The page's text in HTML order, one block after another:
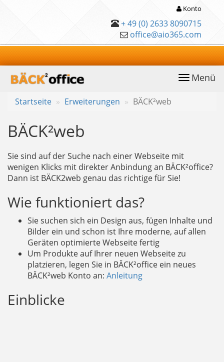
Konto
+ 49 (0) 2633 8090715
office@aio365.com
Menü
Startseite
Erweiterungen BÄCK²web
BÄCK²web
Sie sind auf der Suche nach einer Webseite mit
wenigen Klicks mit direkter Anbindung an BÄCK²office?
Dann ist BÄCK2web genau das richtige für Sie!
Wie funktioniert das?
Sie suchen sich ein Design aus, fügen Inhalte und
Bilder ein und schon ist Ihre moderne, auf allen
Geräten optimierte Webseite fertig
Um Produkte auf Ihrer neuen Webseite zu
platzieren, legen Sie in BÄCK²office ein neues
BÄCK²web Konto an: Anleitung
Einblicke